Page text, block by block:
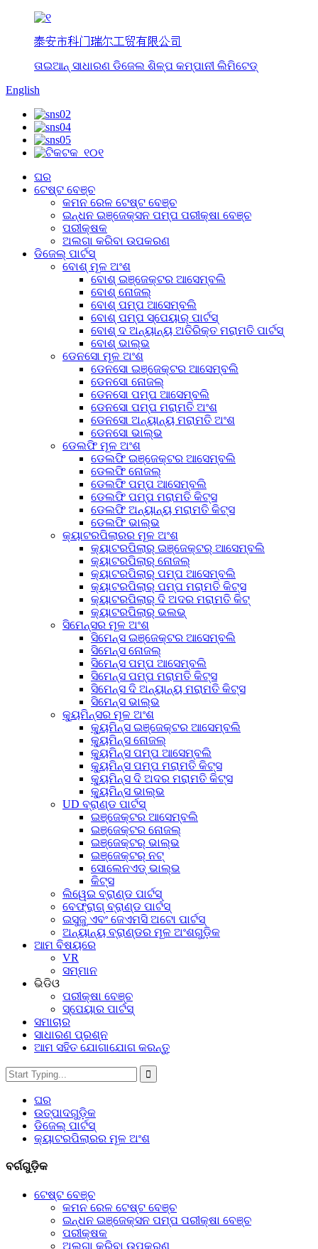
泰安市科门瑞尔工贸有限公司
ତାଇଆନ୍ ସାଧାରଣ ଡିଜେଲ ଶିଳ୍ପ କମ୍ପାନୀ ଲିମିଟେଡ୍
English
ଘର
ଟେଷ୍ଟ ବେଞ୍ଚ
କମନ ରେଳ ଟେଷ୍ଟ ବେଞ୍ଚ
ଇନ୍ଧନ ଇଞ୍ଜେକ୍ସନ ପମ୍ପ ପରୀକ୍ଷା ବେଞ୍ଚ
ପରୀକ୍ଷକ
ଅଲଗା କରିବା ଉପକରଣ
ଡିଜେଲ୍ ପାର୍ଟସ୍
ବୋଶ୍ ମୂଳ ଅଂଶ
ବୋଶ୍ ଇଞ୍ଜେକ୍ଟର ଆସେମ୍ବଲି
ବୋଶ୍ ନୋଜଲ୍
ବୋଶ୍ ପମ୍ପ ଆସେମ୍ବଲି
ବୋଶ୍ ପମ୍ପ ସ୍ପେୟାର୍ ପାର୍ଟସ୍
ବୋଶ୍ ଦ ଅନ୍ୟାନ୍ୟ ଅତିରିକ୍ତ ମରାମତି ପାର୍ଟସ୍
ବୋଶ୍ ଭାଲ୍ଭ
ଡେନସୋ ମୂଳ ଅଂଶ
ଡେନସୋ ଇଞ୍ଜେକ୍ଟର ଆସେମ୍ବଲି
ଡେନସୋ ନୋଜଲ୍
ଡେନସୋ ପମ୍ପ ଆସେମ୍ବଲି
ଡେନସୋ ପମ୍ପ ମରାମତି ଅଂଶ
ଡେନସୋ ଅନ୍ୟାନ୍ୟ ମରାମତି ଅଂଶ
ଡେନସୋ ଭାଲ୍ଭ
ଡେଲଫି ମୂଳ ଅଂଶ
ଡେଲଫି ଇଞ୍ଜେକ୍ଟର ଆସେମ୍ବଲି
ଡେଲଫି ନୋଜଲ୍
ଡେଲଫି ପମ୍ପ ଆସେମ୍ବଲି
ଡେଲଫି ପମ୍ପ ମରାମତି କିଟ୍ସ
ଡେଲଫି ଅନ୍ୟାନ୍ୟ ମରାମତି କିଟ୍ସ
ଡେଲଫି ଭାଲ୍ଭ
କ୍ୟାଟରପିଲାରର ମୂଳ ଅଂଶ
କ୍ୟାଟରପିଲାର୍ ଇଞ୍ଜେକ୍ଟର୍ ଆସେମ୍ବଲି
କ୍ୟାଟରପିଲାର୍ ନୋଜଲ୍
କ୍ୟାଟରପିଲାର୍ ପମ୍ପ ଆସେମ୍ବଲି
କ୍ୟାଟରପିଲାର୍ ପମ୍ପ ମରାମତି କିଟ୍ସ
କ୍ୟାଟରପିଲାର୍ ଦି ଅଦର ମରାମତି କିଟ୍
କ୍ୟାଟରପିଲାର୍ ଭଲଭ୍
ସିମେନ୍ସର ମୂଳ ଅଂଶ
ସିମେନ୍ସ ଇଞ୍ଜେକ୍ଟର ଆସେମ୍ବଲି
ସିମେନ୍ସ ନୋଜଲ୍
ସିମେନ୍ସ ପମ୍ପ ଆସେମ୍ବଲି
ସିମେନ୍ସ ପମ୍ପ ମରାମତି କିଟ୍ସ
ସିମେନ୍ସ ଦି ଅନ୍ୟାନ୍ୟ ମରାମତି କିଟ୍ସ
ସିମେନ୍ସ ଭାଲ୍ଭ
କ୍ୟୁମିନ୍ସର ମୂଳ ଅଂଶ
କ୍ୟୁମିନ୍ସ ଇଞ୍ଜେକ୍ଟର ଆସେମ୍ବଲି
କ୍ୟୁମିନ୍ସ ନୋଜଲ୍
କ୍ୟୁମିନ୍ସ ପମ୍ପ ଆସେମ୍ବଲି
କ୍ୟୁମିନ୍ସ ପମ୍ପ ମରାମତି କିଟ୍ସ
କ୍ୟୁମିନ୍ସ ଦି ଅଦର ମରାମତି କିଟ୍ସ
କ୍ୟୁମିନ୍ସ ଭାଲ୍ଭ
UD ବ୍ରାଣ୍ଡ ପାର୍ଟସ୍
ଇଞ୍ଜେକ୍ଟର ଆସେମ୍ବଲି
ଇଞ୍ଜେକ୍ଟର ନୋଜଲ୍
ଇଞ୍ଜେକ୍ଟର୍ ଭାଲ୍ଭ
ଇଞ୍ଜେକ୍ଟର୍ ନଟ୍
ସୋଲେନଏଡ୍ ଭାଲ୍ଭ
କିଟ୍ସ
ଲିୱେଇ ବ୍ରାଣ୍ଡ ପାର୍ଟସ୍
ବେଫ୍ରାଗ୍ ବ୍ରାଣ୍ଡ ପାର୍ଟସ୍
ଇସୁଜୁ ଏବଂ ଜେଏମସି ଅଟୋ ପାର୍ଟସ୍
ଅନ୍ୟାନ୍ୟ ବ୍ରାଣ୍ଡର ମୂଳ ଅଂଶଗୁଡ଼ିକ
ଆମ ବିଷୟରେ
VR
ସମ୍ମାନ
ଭିଡିଓ
ପରୀକ୍ଷା ବେଞ୍ଚ
ସ୍ପେୟାର ପାର୍ଟସ୍‌
ସମାଚାର
ସାଧାରଣ ପ୍ରଶ୍ନ
ଆମ ସହିତ ଯୋଗାଯୋଗ କରନ୍ତୁ
ଘର
ଉତ୍ପାଦଗୁଡ଼ିକ
ଡିଜେଲ୍ ପାର୍ଟସ୍
କ୍ୟାଟରପିଲାରର ମୂଳ ଅଂଶ
ବର୍ଗଗୁଡ଼ିକ
ଟେଷ୍ଟ ବେଞ୍ଚ
କମନ ରେଳ ଟେଷ୍ଟ ବେଞ୍ଚ
ଇନ୍ଧନ ଇଞ୍ଜେକ୍ସନ ପମ୍ପ ପରୀକ୍ଷା ବେଞ୍ଚ
ପରୀକ୍ଷକ
ଅଲଗା କରିବା ଉପକରଣ